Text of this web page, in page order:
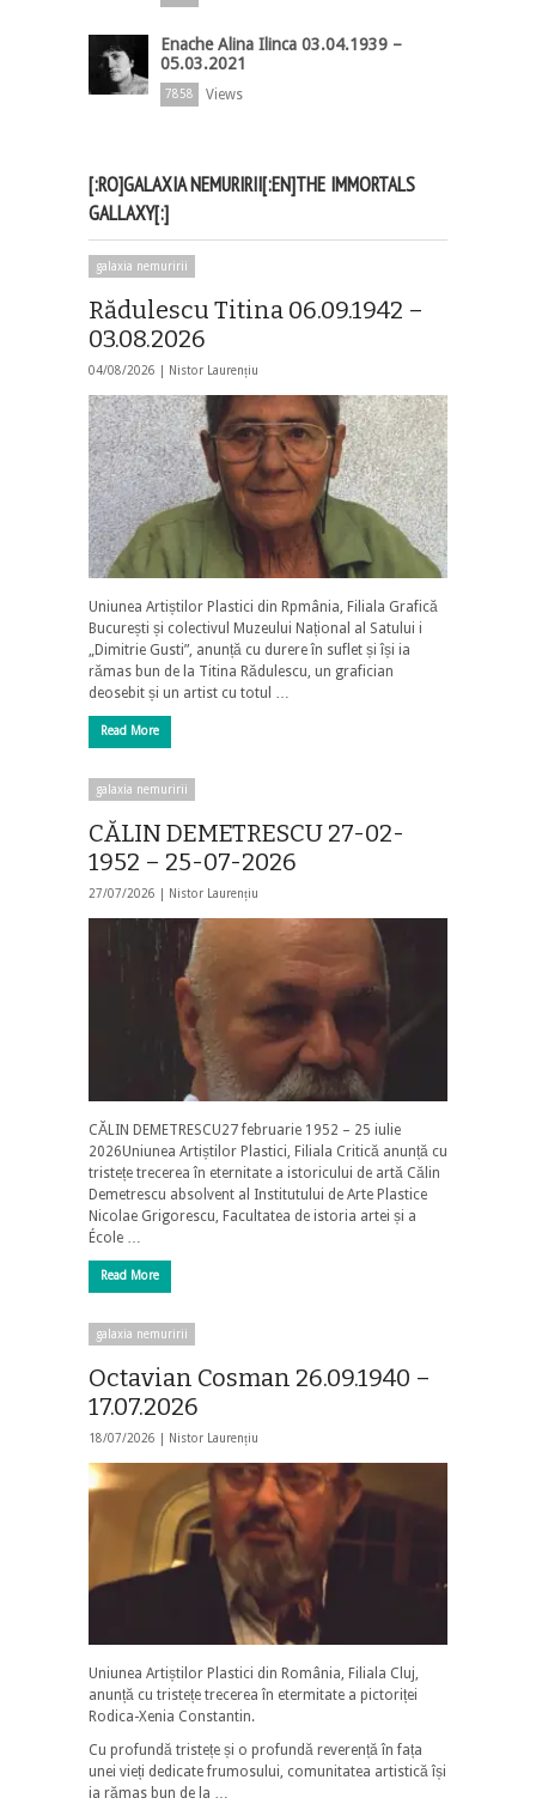
Enache Alina Ilinca 03.04.1939 –
05.03.2021
7858 Views
[:RO]GALAXIA NEMURIRII[:EN]THE IMMORTALS
GALLAXY[:]
galaxia nemuririi
Rădulescu Titina 06.09.1942 –
03.08.2026
04/08/2026 | Nistor Laurențiu
Uniunea Artiștilor Plastici din Rpmânia, Filiala Grafică
București și colectivul Muzeului Național al Satului i
„Dimitrie Gusti”, anunță cu durere în suflet și își ia
rămas bun de la Titina Rădulescu, un grafician
deosebit și un artist cu totul …
Read More
galaxia nemuririi
CĂLIN DEMETRESCU 27-02-
1952 – 25-07-2026
27/07/2026 | Nistor Laurențiu
CĂLIN DEMETRESCU27 februarie 1952 – 25 iulie
2026Uniunea Artiștilor Plastici, Filiala Critică anunță cu
tristețe trecerea în eternitate a istoricului de artă Călin
Demetrescu absolvent al Institutului de Arte Plastice
Nicolae Grigorescu, Facultatea de istoria artei și a
École …
Read More
galaxia nemuririi
Octavian Cosman 26.09.1940 –
17.07.2026
18/07/2026 | Nistor Laurențiu
Uniunea Artiștilor Plastici din România, Filiala Cluj,
anunță cu tristețe trecerea în etermitate a pictoriței
Rodica-Xenia Constantin.
Cu profundă tristețe și o profundă reverență în fața
unei vieți dedicate frumosului, comunitatea artistică își
ia rămas bun de la …